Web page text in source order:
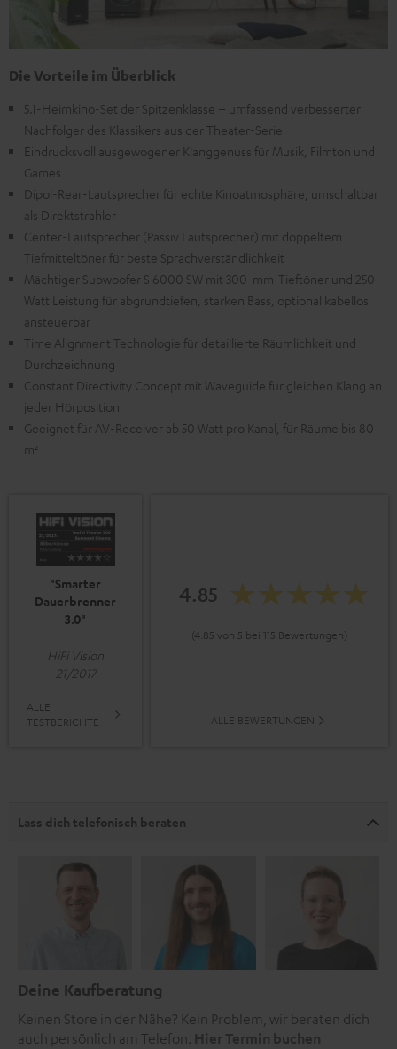
Die Vorteile im Überblick
5.1-Heimkino-Set der Spitzenklasse – umfassend verbesserter
Nachfolger des Klassikers aus der Theater-Serie
Eindrucksvoll ausgewogener Klanggenuss für Musik, Filmton und
Games
Dipol-Rear-Lautsprecher für echte Kinoatmosphäre, umschaltbar
als Direktstrahler
Center-Lautsprecher (Passiv Lautsprecher) mit doppeltem
Tiefmitteltöner für beste Sprachverständlichkeit
Mächtiger Subwoofer S 6000 SW mit 300-mm-Tieftöner und 250
Watt Leistung für abgrundtiefen, starken Bass, optional kabellos
ansteuerbar
Time Alignment Technologie für detaillierte Räumlichkeit und
Durchzeichnung
Constant Directivity Concept mit Waveguide für gleichen Klang an
jeder Hörposition
Geeignet für AV-Receiver ab 50 Watt pro Kanal, für Räume bis 80
m²
"Smarter
Dauerbrenner
3.0"
HiFi Vision
21/2017
ALLE
TESTBERICHTE
4.85
(4.85 von 5 bei 115 Bewertungen)
ALLE BEWERTUNGEN
Lass dich telefonisch beraten
Deine Kaufberatung
Keinen Store in der Nähe? Kein Problem, wir beraten dich
auch persönlich am Telefon. Hier Termin buchen